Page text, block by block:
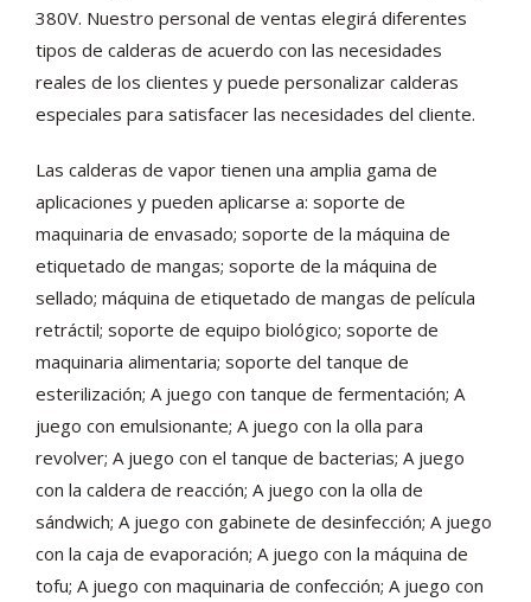
380V. Nuestro personal de ventas elegirá diferentes
tipos de calderas de acuerdo con las necesidades
reales de los clientes y puede personalizar calderas
especiales para satisfacer las necesidades del cliente.
Las calderas de vapor tienen una amplia gama de
aplicaciones y pueden aplicarse a: soporte de
maquinaria de envasado; soporte de la máquina de
etiquetado de mangas; soporte de la máquina de
sellado; máquina de etiquetado de mangas de película
retráctil; soporte de equipo biológico; soporte de
maquinaria alimentaria; soporte del tanque de
esterilización; A juego con tanque de fermentación; A
juego con emulsionante; A juego con la olla para
revolver; A juego con el tanque de bacterias; A juego
con la caldera de reacción; A juego con la olla de
sándwich; A juego con gabinete de desinfección; A juego
con la caja de evaporación; A juego con la máquina de
tofu; A juego con maquinaria de confección; A juego con